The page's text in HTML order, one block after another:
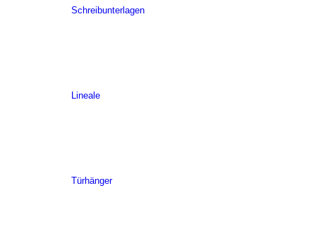
Schreibunterlagen
Lineale
Türhänger